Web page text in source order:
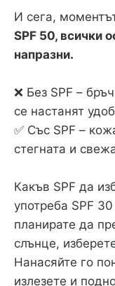
И сега,
SPF 50, всички
напразни.
❌ Без SPF –
се настанят
✅ Със SPF –
стегната и
Какъв SPF да
употреба SPF
планирате да
слънце,
Нанасяйте го
излезете и